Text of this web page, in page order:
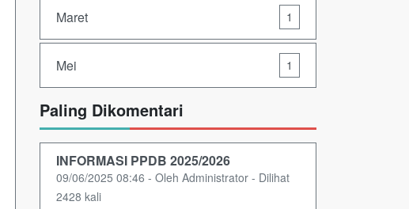
Maret 1
Mei 1
Paling Dikomentari
INFORMASI PPDB 2025/2026
09/06/2025 08:46 - Oleh Administrator - Dilihat
2428 kali